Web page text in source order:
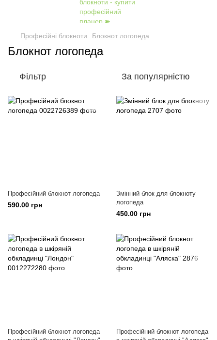
Професійні блокноти Блокнот логопеда
Блокнот логопеда
Фільтр За популярністю
Професійний блокнот логопеда
590.00 грн
Змінний блок для блокноту
логопеда
450.00 грн
Професійний блокнот логопеда
Професійний блокнот логопеда